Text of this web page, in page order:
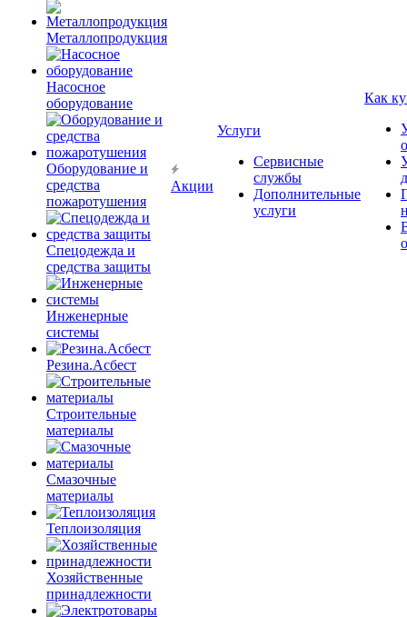
Металлопродукция
Насосное
оборудование
Оборудование и
средства
пожаротушения
Спецодежда и
средства защиты
Инженерные
системы
Резина.Асбест
Строительные
материалы
Смазочные
материалы
Теплоизоляция
Хозяйственные
принадлежности
Акции
Услуги
Сервисные
службы
Дополнительные
услуги
Как